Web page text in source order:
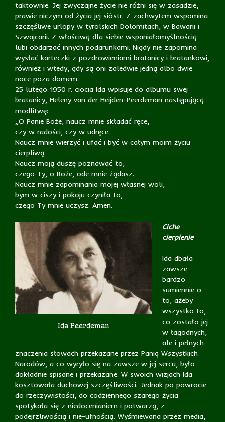
taktownie. Jej zwyczajne życie nie różni się w zasadzie,
prawie niczym od życia jej sióstr. Z zachwytem wspomina
szczęśliwe urlopy w tyrolskich Dolomitach, w Bawarii i
Szwajcarii. Z właściwą dla siebie wspaniałomyślnością
lubi obdarzać innych podarunkami. Nigdy nie zapomina
wysłać karteczki z pozdrowieniami bratanicy i bratankowi,
również i wtedy, gdy są oni zaledwie jedną albo dwie
noce poza domem.
25 lutego 1950 r. ciocia Ida wpisuje do albumu swej
bratanicy, Heleny van der Heijden-Peerdeman następującą
modlitwę:
„O Panie Boże, naucz mnie składać ręce,
czy w radości, czy w udręce.
Naucz mnie wierzyć i ufać i być w całym moim życiu
cierpliwą.
Naucz moją duszę poznawać to,
czego Ty, o Boże, ode mnie żądasz.
Naucz mnie zapominania mojej własnej woli,
bym w ciszy i pokoju czyniła to,
czego Ty mnie uczysz. Amen.
Ida Peerdeman
Ciche
cierpienie
Ida dbała
zawsze
bardzo
sumiennie o
to, ażeby
wszystko to,
co zostało jej
w łagodnych,
ale i pełnych
znaczenia słowach przekazane przez Panią Wszystkich
Narodów, a co wyryło się na zawsze w jej sercu, było
dokładnie spisane i przekazane. W swoich wizjach Ida
kosztowała duchowej szczęśliwości. Jednak po powrocie
do rzeczywistości, do codziennego szarego życia
spotykała się z niedocenianiem i potwarzą, z
podejrzliwością i nie-ufnością. Wyśmiewana przez media,